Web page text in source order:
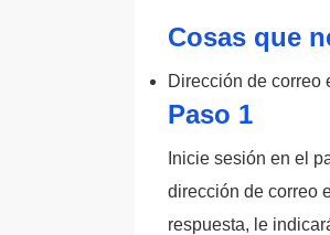
Cosas que
Dirección de correo
Paso 1
Inicie sesión en el
dirección de correo
respuesta, le